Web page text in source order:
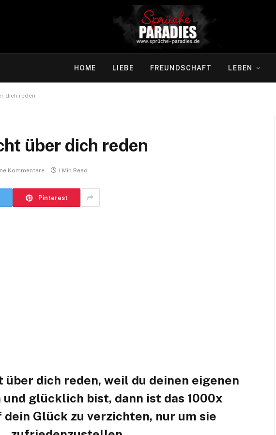
HOME LIEBE FREUNDSCHAFT LEBEN
dich reden
über dich reden
Kommentare 1 Min Read
Pinterest
über dich reden, weil du deinen eigenen
und glücklich bist, dann ist das 1000x
dein Glück zu verzichten, nur um sie